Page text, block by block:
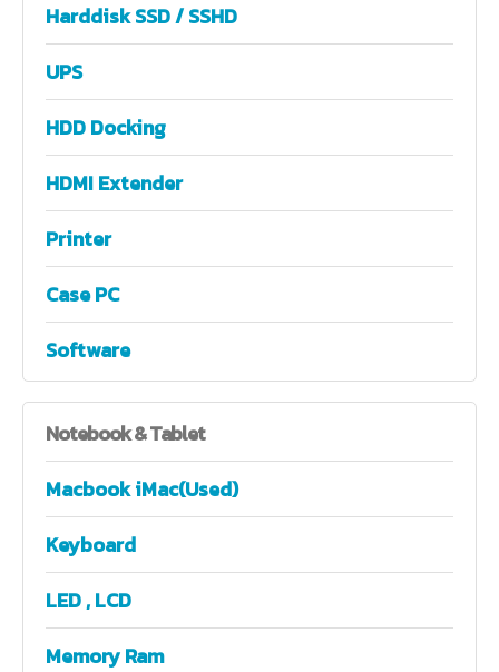
Harddisk SSD / SSHD
UPS
HDD Docking
HDMI Extender
Printer
Case PC
Software
Notebook& Tablet
Macbook iMac(Used)
Keyboard
LED , LCD
Memory Ram